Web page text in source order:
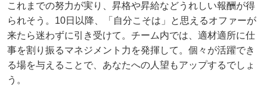
これまでの努力が実り、昇格や昇給などうれしい報酬が得
られそう。10日以降、「自分こそは」と思えるオファーが
来たら迷わずに引き受けて。チーム内では、適材適所に仕
事を割り振るマネジメント力を発揮して。個々が活躍でき
る場を与えることで、あなたへの人望もアップするでしょ
う。